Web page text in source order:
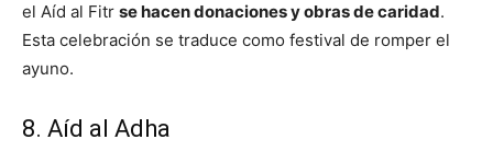
el Aíd al Fitr se hacen donaciones y obras de caridad.
Esta celebración se traduce como festival de romper el
ayuno.
8. Aíd al Adha